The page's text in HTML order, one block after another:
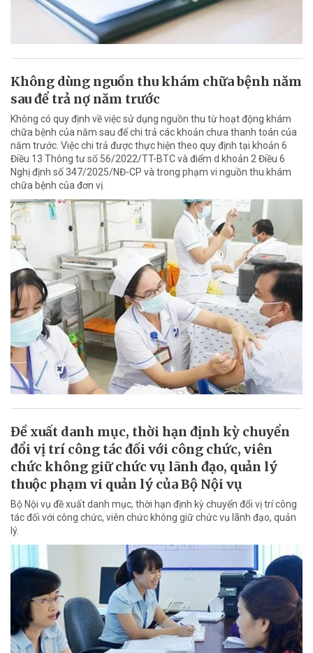
Không dùng nguồn thu khám chữa bệnh năm
sau để trả nợ năm trước
Không có quy định về việc sử dụng nguồn thu từ hoạt động khám
chữa bệnh của năm sau để chi trả các khoản chưa thanh toán của
năm trước. Việc chi trả được thực hiện theo quy định tại khoản 6
Điều 13 Thông tư số 56/2022/TT-BTC và điểm d khoản 2 Điều 6
Nghị định số 347/2025/NĐ-CP và trong phạm vi nguồn thu khám
chữa bệnh của đơn vị.
Đề xuất danh mục, thời hạn định kỳ chuyển
đổi vị trí công tác đối với công chức, viên
chức không giữ chức vụ lãnh đạo, quản lý
thuộc phạm vi quản lý của Bộ Nội vụ
Bộ Nội vụ đề xuất danh mục, thời hạn định kỳ chuyển đổi vị trí công
tác đối với công chức, viên chức không giữ chức vụ lãnh đạo, quản
lý.